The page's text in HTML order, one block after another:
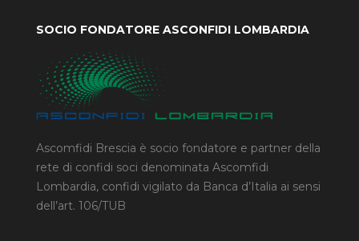
SOCIO FONDATORE ASCONFIDI LOMBARDIA
Ascomfidi Brescia è socio fondatore e partner della
rete di confidi soci denominata Ascomfidi
Lombardia, confidi vigilato da Banca d’Italia ai sensi
dell’art. 106/TUB